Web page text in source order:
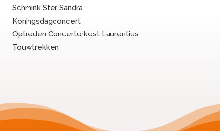
Schmink Ster Sandra
Koningsdagconcert
Optreden Concertorkest Laurentius
Touwtrekken